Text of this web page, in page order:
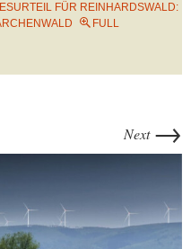
FÜR REINHARDSWALD:
FULL
Next →